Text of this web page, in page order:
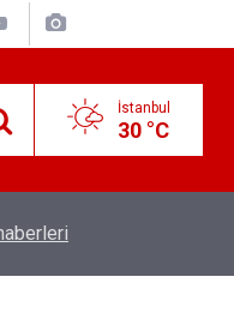
İstanbul
30 °C
İ̇ddialar!